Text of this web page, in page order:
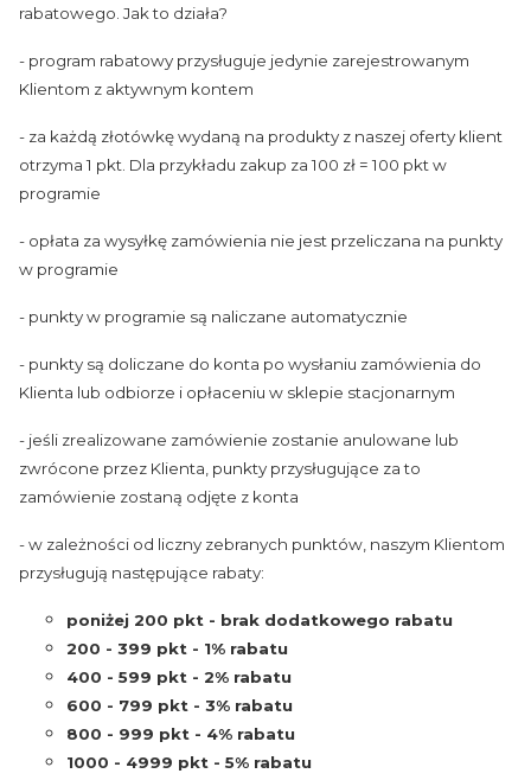
rabatowego. Jak to działa?
- program rabatowy przysługuje jedynie zarejestrowanym
Klientom z aktywnym kontem
- za każdą złotówkę wydaną na produkty z naszej oferty klient
otrzyma 1 pkt. Dla przykładu zakup za 100 zł = 100 pkt w
programie
- opłata za wysyłkę zamówienia nie jest przeliczana na punkty
w programie
- punkty w programie są naliczane automatycznie
- punkty są doliczane do konta po wysłaniu zamówienia do
Klienta lub odbiorze i opłaceniu w sklepie stacjonarnym
- jeśli zrealizowane zamówienie zostanie anulowane lub
zwrócone przez Klienta, punkty przysługujące za to
zamówienie zostaną odjęte z konta
- w zależności od liczny zebranych punktów, naszym Klientom
przysługują następujące rabaty:
poniżej 200 pkt - brak dodatkowego rabatu
200 - 399 pkt - 1% rabatu
400 - 599 pkt - 2% rabatu
600 - 799 pkt - 3% rabatu
800 - 999 pkt - 4% rabatu
1000 - 4999 pkt - 5% rabatu